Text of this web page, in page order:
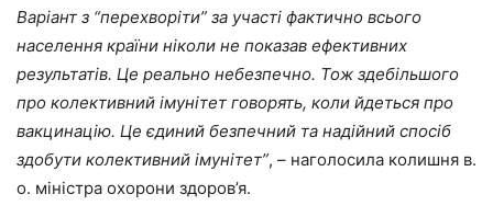
Варіант з “перехворіти” за участі фактично всього
населення країни ніколи не показав ефективних
результатів. Це реально небезпечно. Тож здебільшого
про колективний імунітет говорять, коли йдеться про
вакцинацію. Це єдиний безпечний та надійний спосіб
здобути колективний імунітет”, – наголосила колишня в.
о. міністра охорони здоров’я.